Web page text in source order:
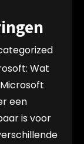
Wat
een
is voor